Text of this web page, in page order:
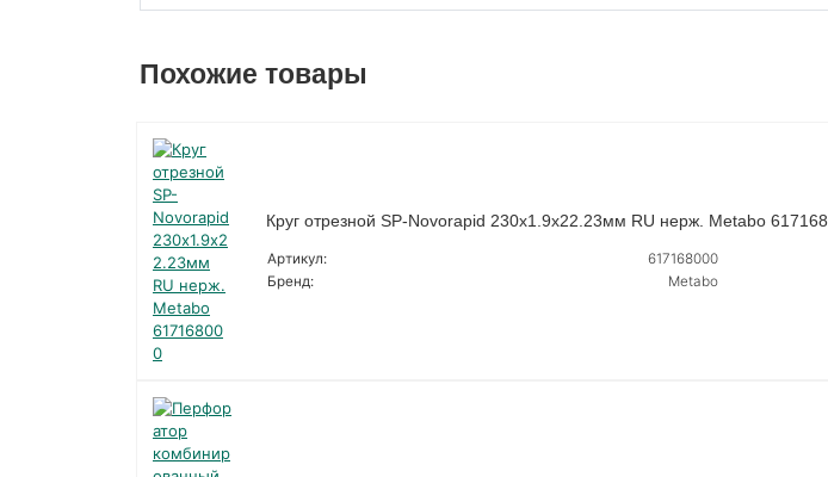
Похожие товары
Круг отрезной SP-Novorapid 230х1.9х22.23мм RU нерж. Metabo
Артикул:
617168000
Бренд:
Metabo